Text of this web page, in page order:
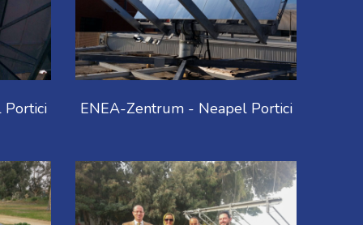
Portici ENEA-Zentrum - Neapel Portici